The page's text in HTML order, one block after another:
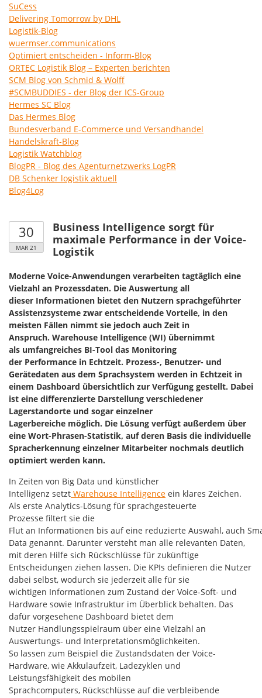
SuCess
Delivering Tomorrow by DHL
Logistik-Blog
wuermser.communications
Optimiert entscheiden - Inform-Blog
ORTEC Logistik Blog – Experten berichten
SCM Blog von Schmid & Wolff
#SCMBUDDIES - der Blog der ICS-Group
Hermes SC Blog
Das Hermes Blog
Bundesverband E-Commerce und Versandhandel
Handelskraft-Blog
Logistik Watchblog
BlogPR - Blog des Agenturnetzwerks LogPR
DB Schenker logistik aktuell
Blog4Log
30
MAR 21
Business Intelligence sorgt für
maximale Performance in der Voice-
Logistik
Moderne Voice-Anwendungen verarbeiten tagtäglich eine
Vielzahl an Prozessdaten. Die Auswertung all
dieser Informationen bietet den Nutzern sprachgeführter
Assistenzsysteme zwar entscheidende Vorteile, in den
meisten Fällen nimmt sie jedoch auch Zeit in
Anspruch. Warehouse Intelligence (WI) übernimmt
als umfangreiches BI-Tool das Monitoring
der Performance in Echtzeit. Prozess-, Benutzer- und
Gerätedaten aus dem Sprachsystem werden in Echtzeit in
einem Dashboard übersichtlich zur Verfügung gestellt. Dabei
ist eine differenzierte Darstellung verschiedener
Lagerstandorte und sogar einzelner
Lagerbereiche möglich. Die Lösung verfügt außerdem über
eine Wort-Phrasen-Statistik, auf deren Basis die individuelle
Spracherkennung einzelner Mitarbeiter nochmals deutlich
optimiert werden kann.
In Zeiten von Big Data und künstlicher
Intelligenz setzt Warehouse Intelligence ein klares Zeichen.
Als erste Analytics-Lösung für sprachgesteuerte
Prozesse filtert sie die
Flut an Informationen bis auf eine reduzierte Auswahl, auch
Data genannt. Darunter versteht man alle relevanten Daten,
mit deren Hilfe sich Rückschlüsse für zukünftige
Entscheidungen ziehen lassen. Die KPIs definieren die Nutzer
dabei selbst, wodurch sie jederzeit alle für sie
wichtigen Informationen zum Zustand der Voice-Soft- und
Hardware sowie Infrastruktur im Überblick behalten. Das
dafür vorgesehene Dashboard bietet dem
Nutzer Handlungsspielraum über eine Vielzahl an
Auswertungs- und Interpretationsmöglichkeiten.
So lassen zum Beispiel die Zustandsdaten der Voice-
Hardware, wie Akkulaufzeit, Ladezyklen und
Leistungsfähigkeit des mobilen
Sprachcomputers, Rückschlüsse auf die verbleibende